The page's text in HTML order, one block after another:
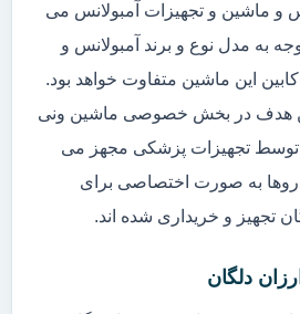
و ماشین و تجهیزات آمبولانس می
به مدل نوع و برند آمبولانس و
این ماشین متفاوت خواهد بود.
این هدف در بخش خصوصی ماشین ونی
تجهیزات پزشکی مجهز می
به صورت اختصاصی برای
تجهیز و خریداری شده اند.
دلگان